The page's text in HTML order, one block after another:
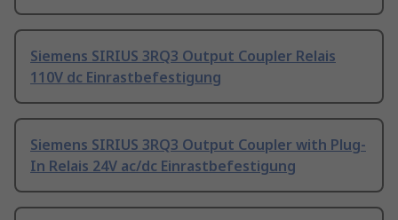
Siemens SIRIUS 3RQ3 Output Coupler Relais
110V dc Einrastbefestigung
Siemens SIRIUS 3RQ3 Output Coupler with Plug-
In Relais 24V ac/dc Einrastbefestigung